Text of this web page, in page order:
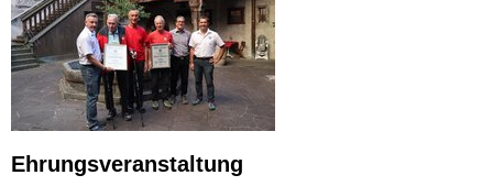
Ehrungsveranstaltung